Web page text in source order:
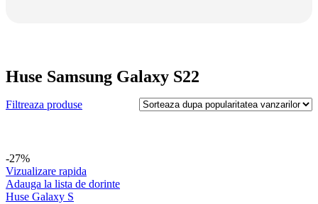
Huse Samsung Galaxy S22
Filtreaza produse
-27%
Vizualizare rapida
Adauga la lista de dorinte
Huse Galaxy S